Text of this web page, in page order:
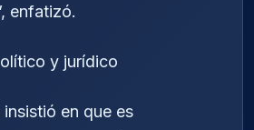
enfatizó.
y jurídico
en que es